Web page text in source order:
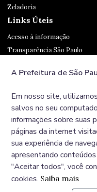
Zeladoria
Links Úteis
Acesso à informação
Transparência São Paulo
Ouvidoria
Redes Sociais
A Prefeitura de São
Em nosso site,
salvos no seu
informações sobre suas
páginas da internet
sua experiência de
apresentando
"Aceitar todos", você
cookies. Saiba mais